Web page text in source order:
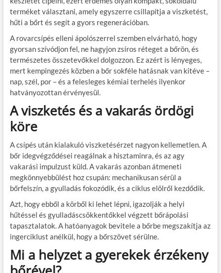
terméket választani, amelyegyszerre csillapítja a viszketést,
hűti a bőrt és segít a gyors regenerációban.
A rovarcsípés elleni ápolószerrel szemben elvárható, hogy
gyorsan szívódjon fel, ne hagyjon zsíros réteget a bőrön, és
természetes összetevőkkel dolgozzon. Ez azért is lényeges,
mert kempingezés közben a bőr sokféle hatásnak van kitéve –
nap, szél, por – és a felesleges kémiai terhelés ilyenkor
hatványozottan érvényesül.
A viszketés és a vakarás ördögi
köre
A csípés után kialakulóviszketésérzet nagyon kellemetlen. A
bőr idegvégződései reagálnak a hisztaminra, és az agy
vakarási impulzust küld. A vakarás azonban átmeneti
megkönnyebbülést hoz csupán: mechanikusan sérül a
bőrfelszín, a gyulladás fokozódik, és a ciklus elölről kezdődik.
Azt, hogy ebből a körből ki lehet lépni, igazolják a helyi
hűtéssel és gyulladáscsökkentőkkel végzett bőrápolási
tapasztalatok. A hatóanyagok bevitele a bőrbe megszakítja az
ingerciklust anélkül, hogy a bőrszövet sérülne.
Mi a helyzet a gyerekek érzékeny